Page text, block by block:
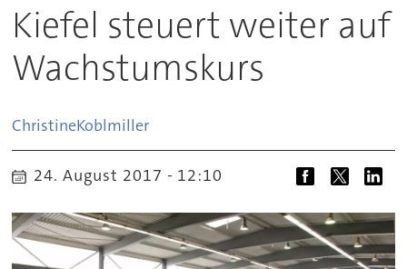
Kiefel steuert weiter auf
Wachstumskurs
ChristineKoblmiller
24. August 2017 - 12:10